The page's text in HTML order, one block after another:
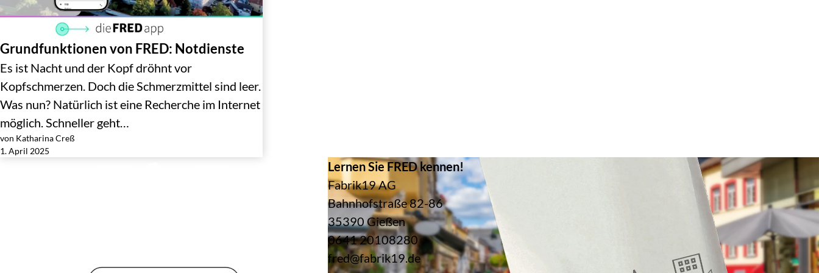
Grundfunktionen von FRED: Notdienste
Es ist Nacht und der Kopf dröhnt vor
Kopfschmerzen. Doch die Schmerzmittel sind leer.
Was nun? Natürlich ist eine Recherche im Internet
möglich. Schneller geht…
von Katharina Creß
1. April 2025
Lernen Sie FRED kennen!
Fabrik19 AG
Bahnhofstraße 82-86
35390 Gießen
0641 20108280
fred@fabrik19.de